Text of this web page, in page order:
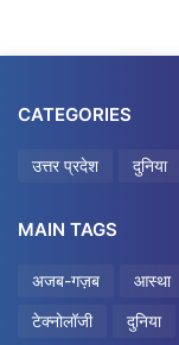
CATEGORIES
उत्तर प्रदेश दुनिया
MAIN TAGS
अजब-गज़ब आस्था
टेक्नोलॉजी
दुनिया